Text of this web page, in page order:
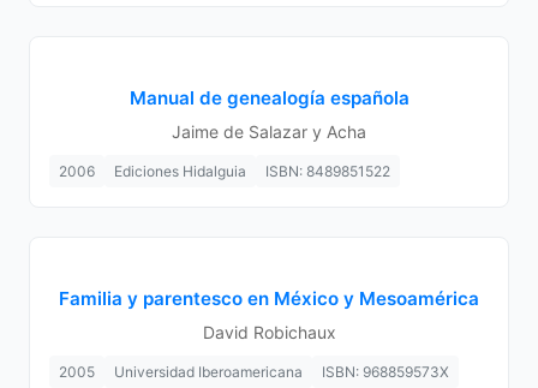
Manual de genealogía española
Jaime de Salazar y Acha
2006 Ediciones Hidalguia ISBN: 8489851522
Familia y parentesco en México y Mesoamérica
David Robichaux
2005 Universidad Iberoamericana ISBN: 968859573X